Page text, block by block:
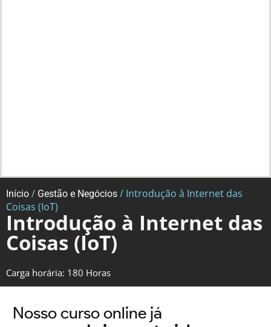
Início / Gestão e Negócios / Introdução à Internet das
Coisas (IoT)
Introdução à Internet das
Coisas (IoT)
Carga horária: 180 Horas
Nosso curso online já